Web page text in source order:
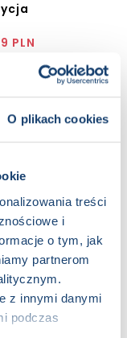
O plikach cookies
treści
i
o tym, jak
partnerom
z innymi danymi
podczas
PLN
ze sklepu
co znajduje się w
i w samochodzie
kurier to także
dla dzieci
od wydawcy.